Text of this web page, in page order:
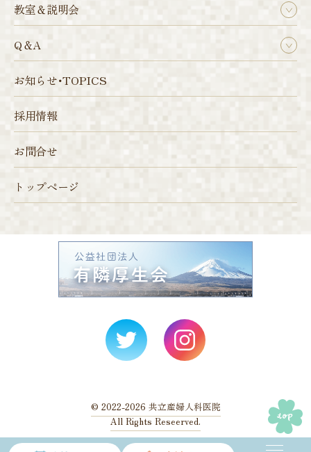
教室＆説明会
Q＆A
お知らせ･TOPICS
採用情報
お問合せ
トップページ
©️ 2022-2026 共立産婦人科医院
All Rights Reseerved.